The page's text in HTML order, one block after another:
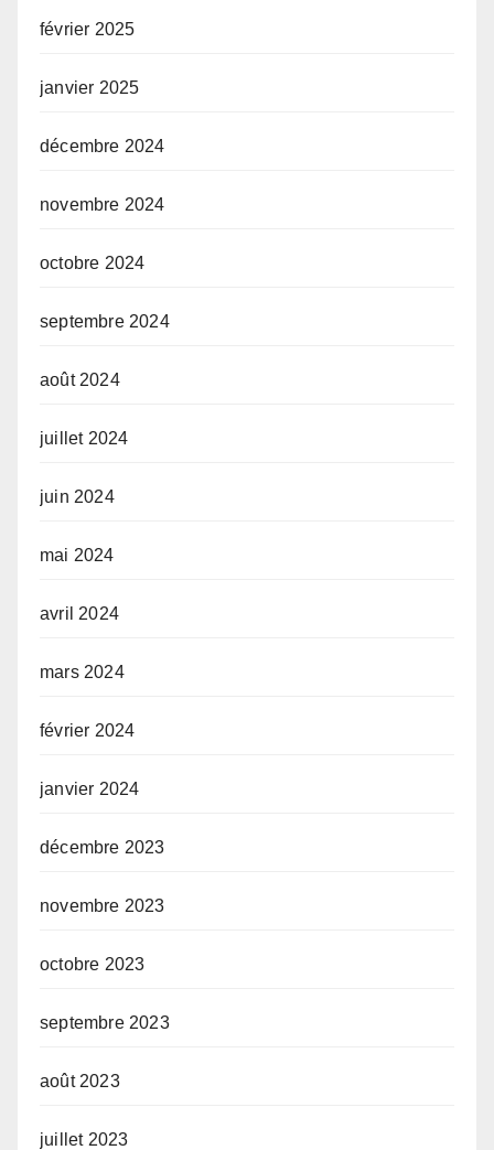
février 2025
janvier 2025
décembre 2024
novembre 2024
octobre 2024
septembre 2024
août 2024
juillet 2024
juin 2024
mai 2024
avril 2024
mars 2024
février 2024
janvier 2024
décembre 2023
novembre 2023
octobre 2023
septembre 2023
août 2023
juillet 2023